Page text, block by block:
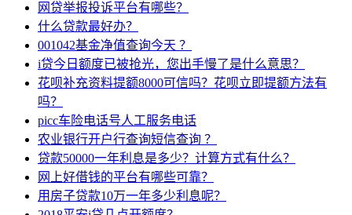
网贷举报投诉平台有哪些？
什么贷款最好办？
001042基金净值查询今天 ？
i贷今日额度已被抢光，您出手慢了是什么意思？
花呗补充资料提额8000可信吗？花呗立即提额方法有
吗？
picc车险电话号人工服务电话
农业银行开户行查询短信查询 ？
贷款50000一年利息是多少？计算方式有什么？
网上好借钱的平台有哪些可靠？
用房子贷款10万一年多少利息呢？